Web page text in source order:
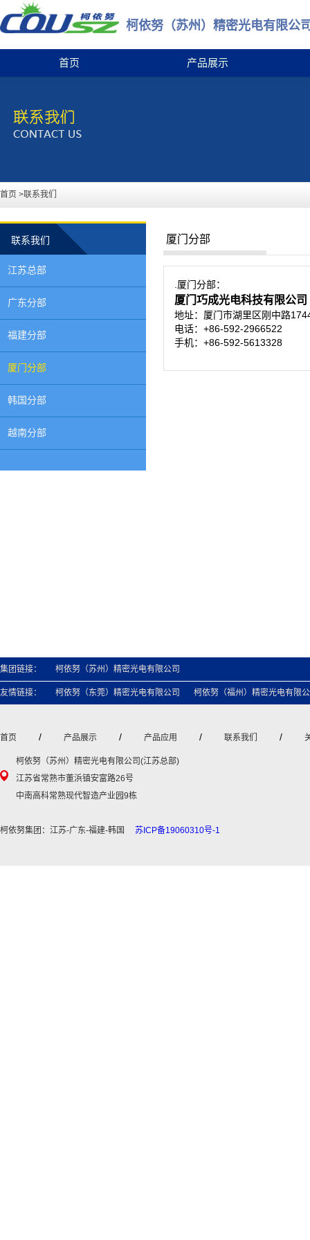
柯依努（苏州）精密光电有限公
首页 产品展示
首页 >联系我们
联系我们
江苏总部
广东分部
福建分部
厦门分部
韩国分部
越南分部
厦门分部
.厦门分部：
厦门巧成光电科技有限公司
地址： 厦门市湖里区刚中路
电话：+86-592-2966522
手机：+86-592-5613328
集团链接： 柯依努（苏州）精密光电有限公司
友情链接： 柯依努（东莞）精密光电有限公司 柯依努（福州）精密光电有限
首页 / 产品展示 / 产品应用 / 联系我们 /
柯依努（苏州）精密光电有限公司(江苏总部)
江苏省常熟市董浜镇安富路26号
中南高科常熟现代智造产业园9栋
柯依努集团：江苏-广东-福建-韩国 苏ICP备19060310号-1